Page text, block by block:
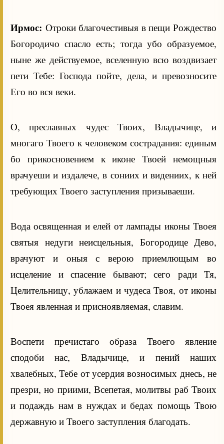
Ирмос: Отроки благочестивыя в пещи Рождество
Богородичо спасло есть; тогда убо образуемое,
ныне же действуемое, вселенную всю воздвизает
пети Тебе: Господа пойте, дела, и превозносите
Его во вся веки.
О, преславных чудес Твоих, Владычице, и
многаго Твоего к человеком сострадания: единым
бо прикосновением к иконе Твоей немощныя
врачуеши и издалече, в сониих и видениих, к ней
требующих Твоего заступления призываеши.
Вода освященная и елей от лампады иконы Твоея
святыя недуги неисцельныя, Богородице Дево,
врачуют и оныя с верою приемлющым во
исцеление и спасение бывают; сего ради Тя,
Целительницу, ублажаем и чудеса Твоя, от иконы
Твоея явленная и присноявляемая, славим.
Воспети пречистаго образа Твоего явление
сподоби нас, Владычице, и пений наших
хвалебных, Тебе от усердия возносимых днесь, не
презри, но приими, Всепетая, молитвы раб Твоих
и подаждь нам в нуждах и бедах помощь Твою
державную и Твоего заступления благодать.